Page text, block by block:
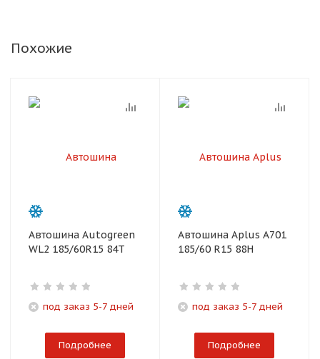
Похожие
Автошина Autogreen
WL2 185/60R15 84T
под заказ 5-7 дней
Подробнее
Автошина Aplus A701
185/60 R15 88H
под заказ 5-7 дней
Подробнее